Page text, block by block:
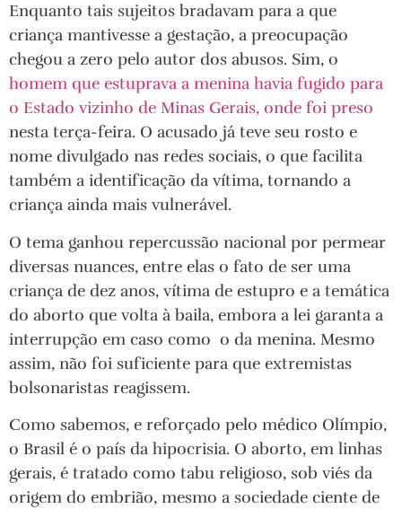
Enquanto tais sujeitos bradavam para a que
criança mantivesse a gestação, a preocupação
chegou a zero pelo autor dos abusos. Sim, o
homem que estuprava a menina havia fugido para
o Estado vizinho de Minas Gerais, onde foi preso
nesta terça-feira. O acusado já teve seu rosto e
nome divulgado nas redes sociais, o que facilita
também a identificação da vítima, tornando a
criança ainda mais vulnerável.
O tema ganhou repercussão nacional por permear
diversas nuances, entre elas o fato de ser uma
criança de dez anos, vítima de estupro e a temática
do aborto que volta à baila, embora a lei garanta a
interrupção em caso como o da menina. Mesmo
assim, não foi suficiente para que extremistas
bolsonaristas reagissem.
Como sabemos, e reforçado pelo médico Olímpio,
o Brasil é o país da hipocrisia. O aborto, em linhas
gerais, é tratado como tabu religioso, sob viés da
origem do embrião, mesmo a sociedade ciente de